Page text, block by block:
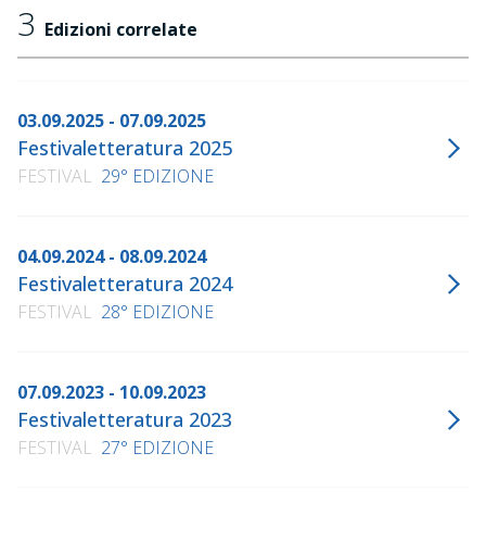
3 Edizioni correlate
03.09.2025 - 07.09.2025
Festivaletteratura 2025
FESTIVAL 29° EDIZIONE
04.09.2024 - 08.09.2024
Festivaletteratura 2024
FESTIVAL 28° EDIZIONE
07.09.2023 - 10.09.2023
Festivaletteratura 2023
FESTIVAL 27° EDIZIONE